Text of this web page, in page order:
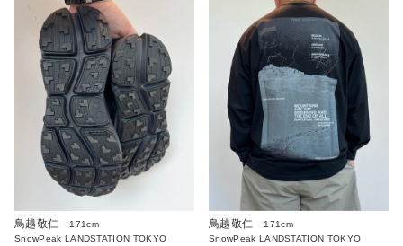
鳥越敬仁
171cm
SnowPeak LANDSTATION TOKYO
鳥越敬仁
171cm
SnowPeak LANDSTATION TOKYO